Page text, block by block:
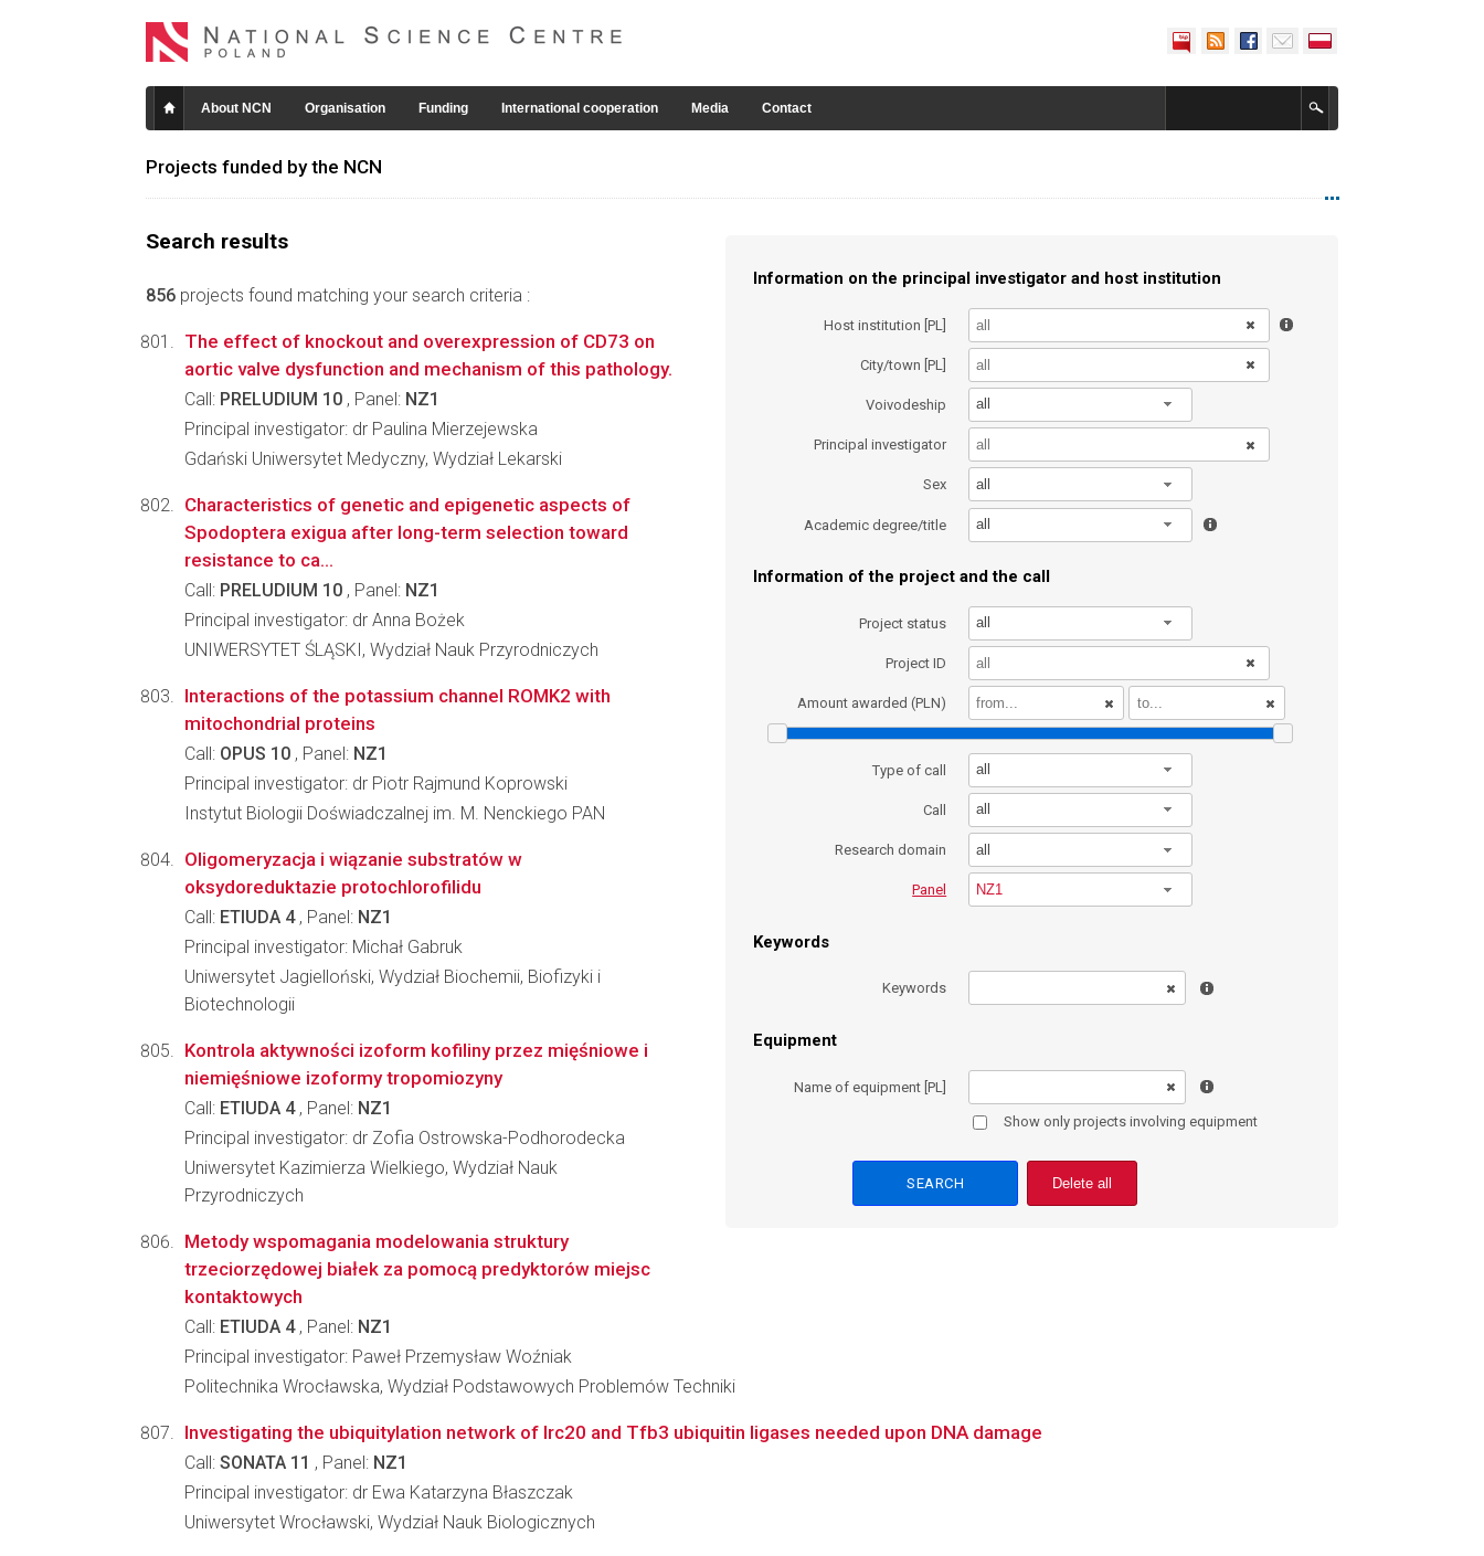
About NCN Organisation Funding International cooperation Media Contact
Projects funded by the NCN
Search results
856 projects found matching your search criteria :
Information on the principal investigator and host institution
Host institution [PL]
City/town [PL]
Voivodeship all
Principal investigator
Sex all
Academic degree/title all
Information of the project and the call
Project status all
Project ID
Amount awarded (PLN)
Type of call all
Call all
Research domain all
Panel NZ1
Keywords
Keywords
Equipment
Name of equipment [PL]
Show only projects involving equipment
Delete all
The effect of knockout and overexpression of CD73 on
aortic valve dysfunction and mechanism of this pathology.
Call: PRELUDIUM 10 , Panel: NZ1
Principal investigator: dr Paulina Mierzejewska
Gdański Uniwersytet Medyczny, Wydział Lekarski
Characteristics of genetic and epigenetic aspects of
Spodoptera exigua after long-term selection toward
resistance to ca...
Call: PRELUDIUM 10 , Panel: NZ1
Principal investigator: dr Anna Bożek
UNIWERSYTET ŚLĄSKI, Wydział Nauk Przyrodniczych
Interactions of the potassium channel ROMK2 with
mitochondrial proteins
Call: OPUS 10 , Panel: NZ1
Principal investigator: dr Piotr Rajmund Koprowski
Instytut Biologii Doświadczalnej im. M. Nenckiego PAN
Oligomeryzacja i wiązanie substratów w
oksydoreduktazie protochlorofilidu
Call: ETIUDA 4, Panel: NZ1
Principal investigator: Michał Gabruk
Uniwersytet Jagielloński, Wydział Biochemii, Biofizyki i
Biotechnologii
Kontrola aktywności izoform kofiliny przez mięśniowe i
niemięśniowe izoformy tropomiozyny
Call: ETIUDA 4, Panel: NZ1
Principal investigator: dr Zofia Ostrowska-Podhorodecka
Uniwersytet Kazimierza Wielkiego, Wydział Nauk
Przyrodniczych
Metody wspomagania modelowania struktury
trzeciorzędowej białek za pomocą predyktorów miejsc
kontaktowych
Call: ETIUDA 4, Panel: NZ1
Principal investigator: Paweł Przemysław Woźniak
Politechnika Wrocławska, Wydział Podstawowych Problemów Techniki
Investigating the ubiquitylation network of Irc20 and Tfb3 ubiquitin ligases needed upon DNA damage
Call: SONATA 11 , Panel: NZ1
Principal investigator: dr Ewa Katarzyna Błaszczak
Uniwersytet Wrocławski, Wydział Nauk Biologicznych